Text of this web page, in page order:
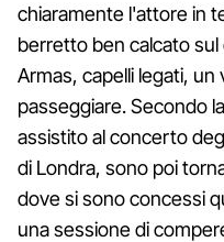
chiaramente l'attore in
berretto ben calcato
Armas, capelli legati,
passeggiare. Secondo
assistito al concerto
di Londra, sono poi
dove si sono concessi
una sessione di